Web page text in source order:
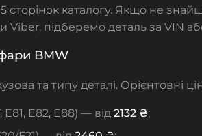
сторінок каталогу. Якщо не
Viber, підберемо деталь за VIN
BMW
та типу деталі. Орієнтовні
E82, E88) — від 2132 ₴;